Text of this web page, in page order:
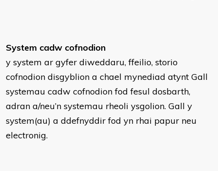
System cadw cofnodion
y system ar gyfer diweddaru, ffeilio, storio
cofnodion disgyblion a chael mynediad atynt Gall
systemau cadw cofnodion fod fesul dosbarth,
adran a/neu’n systemau rheoli ysgolion. Gall y
system(au) a ddefnyddir fod yn rhai papur neu
electronig.